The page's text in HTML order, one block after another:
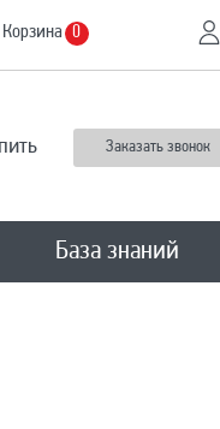
Корзина 0
Заказать звонок
База знаний